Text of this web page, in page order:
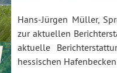
Hans-Jürgen Müller,
zur aktuellen
aktuelle
hessischen